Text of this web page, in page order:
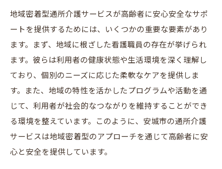
心感とは
地域密着型介護がもたらす安心感の理由
安城市における通所介護の信頼性と実績
地域住民の声を反映した介護サービスの安
心感
地域のネットワークを活用した安全な介護
提供
安城市の介護施設が大切にする地域連携
地域密着型通所介護サービスが高齢者に安心安全なサポ
ートを提供するためには、いくつかの重要な要素があり
ます。まず、地域に根ざした看護職員の存在が挙げられ
ます。彼らは利用者の健康状態や生活環境を深く理解し
ており、個別のニーズに応じた柔軟なケアを提供しま
す。また、地域の特性を活かしたプログラムや活動を通
じて、利用者が社会的なつながりを維持することができ
る環境を整えています。このように、安城市の通所介護
サービスは地域密着型のアプローチを通じて高齢者に安
心と安全を提供しています。